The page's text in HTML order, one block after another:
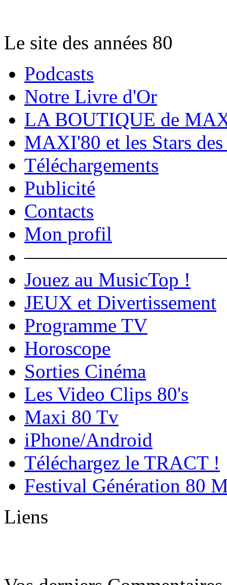
Le site des années 80
Podcasts
Notre Livre d'Or
LA BOUTIQUE de
MAXI'80 et les Stars des
Téléchargements
Publicité
Contacts
Mon profil
Jouez au MusicTop !
JEUX et Divertissement
Programme TV
Horoscope
Sorties Cinéma
Les Video Clips 80's
Maxi 80 Tv
iPhone/Android
Téléchargez le TRACT !
Festival Génération 80
Liens